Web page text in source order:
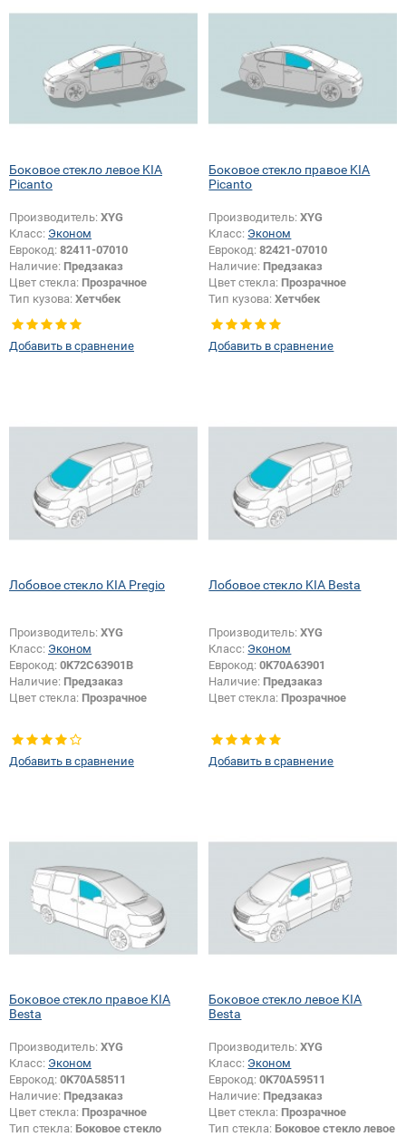
Боковое стекло левое KIA
Picanto
Производитель: XYG
Класс: Эконом
Еврокод: 82411-07010
Наличие: Предзаказ
Цвет стекла: Прозрачное
Тип кузова: Хетчбек
Тип стекла: Боковое стекло левое
Добавить в сравнение
Боковое стекло правое KIA
Picanto
Производитель:XYG
Класс: Эконом
Еврокод:82421-07010
Наличие: Предзаказ
Цвет стекла: Прозрачное
Тип кузова:Хетчбек
Тип стекла:Боковое стекло
правое
Добавить в сравнение
Лобовое стекло KIA Pregio
Производитель: XYG
Класс: Эконом
Еврокод: 0K72C63901B
Наличие: Предзаказ
Цвет стекла: Прозрачное
Добавить в сравнение
Лобовое стекло KIA Besta
Производитель:XYG
Класс: Эконом
Еврокод:0K70A63901
Наличие: Предзаказ
Цвет стекла: Прозрачное
Добавить в сравнение
Боковое стекло правое KIA
Besta
Производитель: XYG
Класс: Эконом
Еврокод: 0K70A58511
Наличие: Предзаказ
Цвет стекла: Прозрачное
Тип стекла: Боковое стекло
Боковое стекло левое KIA
Besta
Производитель:XYG
Класс: Эконом
Еврокод:0K70A59511
Наличие: Предзаказ
Цвет стекла: Прозрачное
Тип стекла: Боковое стекло левое